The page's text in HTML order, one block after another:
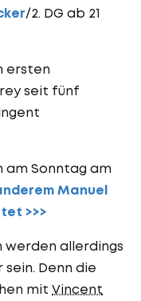
/2. DG ab 21
ersten
seit fünf
am Sonntag am
Manuel
>>>
werden allerdings
Denn die
mit Vincent